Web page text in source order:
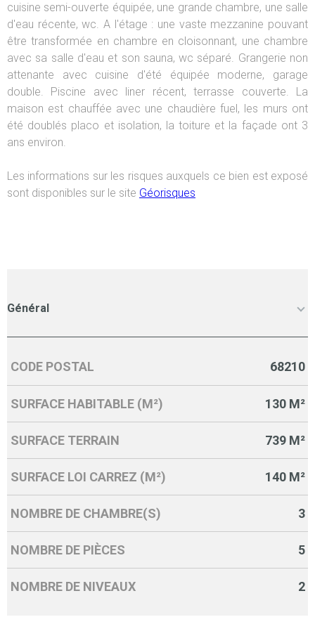
cuisine semi-ouverte équipée, une grande chambre, une salle
d'eau récente, wc. A l'étage : une vaste mezzanine pouvant
être transformée en chambre en cloisonnant, une chambre
avec sa salle d'eau et son sauna, wc séparé. Grangerie non
attenante avec cuisine d'été équipée moderne, garage
double. Piscine avec liner récent, terrasse couverte. La
maison est chauffée avec une chaudière fuel, les murs ont
été doublés placo et isolation, la toiture et la façade ont 3
ans environ.
Les informations sur les risques auxquels ce bien est exposé
sont disponibles sur le site Géorisques
Général
Caractérisque Valeurs
CODE POSTAL 68210
SURFACE HABITABLE (M²) 130 M²
SURFACE TERRAIN 739 M²
SURFACE LOI CARREZ (M²) 140 M²
NOMBRE DE CHAMBRE(S) 3
NOMBRE DE PIÈCES 5
NOMBRE DE NIVEAUX 2